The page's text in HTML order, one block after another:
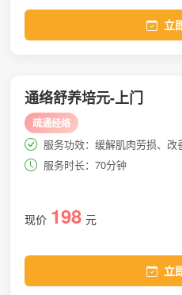
立
通络舒养培元-上门
疏通经络
服务功效：缓解肌肉劳损、改
服务时长：70分钟
现价 198 元
立